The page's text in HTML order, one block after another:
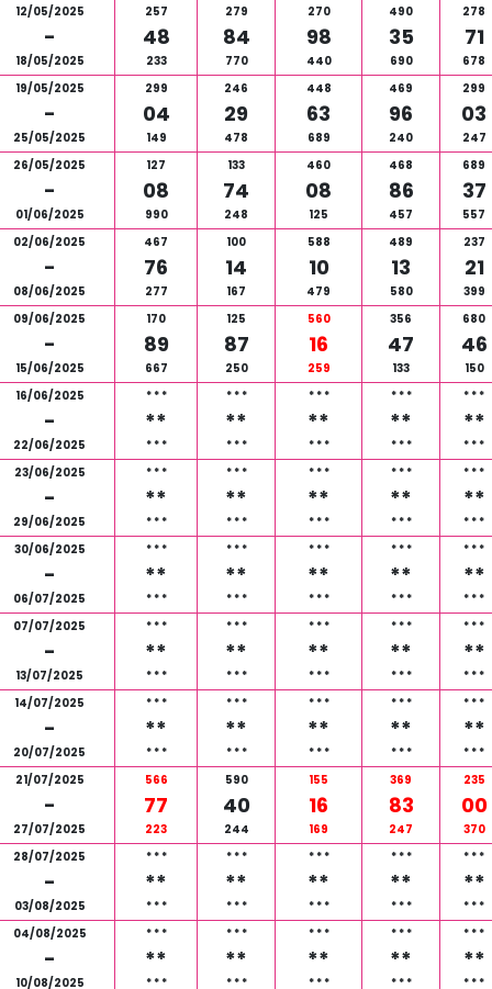
12/05/2025
-
18/05/2025
257
48
233
279
84
770
270
98
440
490
35
690
278
71
678
19/05/2025
-
25/05/2025
299
04
149
246
29
478
448
63
689
469
96
240
299
03
247
26/05/2025
-
01/06/2025
127
08
990
133
74
248
460
08
125
468
86
457
689
37
557
02/06/2025
-
08/06/2025
467
76
277
100
14
167
588
10
479
489
13
580
237
21
399
09/06/2025
-
15/06/2025
170
89
667
125
87
250
560
16
259
356
47
133
680
46
150
16/06/2025
-
22/06/2025
* * *
**
* * *
* * *
**
* * *
* * *
**
* * *
* * *
**
* * *
* * *
**
* * *
23/06/2025
-
29/06/2025
* * *
**
* * *
* * *
**
* * *
* * *
**
* * *
* * *
**
* * *
* * *
**
* * *
30/06/2025
-
06/07/2025
* * *
**
* * *
* * *
**
* * *
* * *
**
* * *
* * *
**
* * *
* * *
**
* * *
07/07/2025
-
13/07/2025
* * *
**
* * *
* * *
**
* * *
* * *
**
* * *
* * *
**
* * *
* * *
**
* * *
14/07/2025
-
20/07/2025
* * *
**
* * *
* * *
**
* * *
* * *
**
* * *
* * *
**
* * *
* * *
**
* * *
21/07/2025
-
27/07/2025
566
77
223
590
40
244
155
16
169
369
83
247
235
00
370
28/07/2025
-
03/08/2025
* * *
**
* * *
* * *
**
* * *
* * *
**
* * *
* * *
**
* * *
* * *
**
* * *
04/08/2025
-
10/08/2025
* * *
**
* * *
* * *
**
* * *
* * *
**
* * *
* * *
**
* * *
* * *
**
* * *